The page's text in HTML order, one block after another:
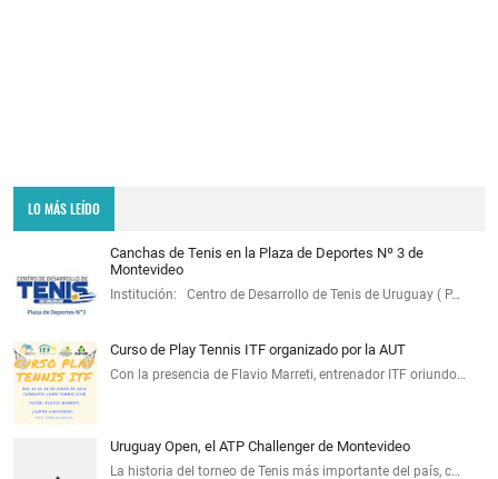
LO MÁS LEÍDO
Canchas de Tenis en la Plaza de Deportes Nº 3 de
Montevideo
Institución: Centro de Desarrollo de Tenis de Uruguay ( P…
Curso de Play Tennis ITF organizado por la AUT
Con la presencia de Flavio Marreti, entrenador ITF oriundo…
Uruguay Open, el ATP Challenger de Montevideo
La historia del torneo de Tenis más importante del país, c…